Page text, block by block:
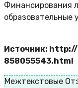
Финансирования
Источник:
858055543.html
Межтекстовые